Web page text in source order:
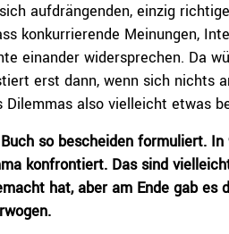
aufdrängenden, einzig
konkurrierende Meinungen,
einander widersprechen. Da
erst dann, wenn sich nichts
also vielleicht etwas
so bescheiden formuliert. In
konfrontiert. Das sind
hat, aber am Ende gab es